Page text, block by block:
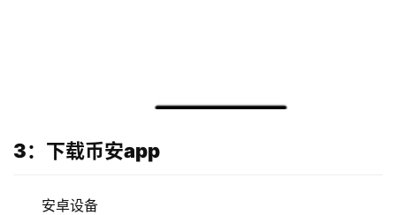
3：下载币安app
安卓设备